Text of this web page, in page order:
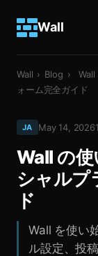
Wall
Wall › Blog ›
ォーム完全ガイド
JA May 14, 20261
Wall の
シャルプ
ド
Wall を使い
ル設定、投